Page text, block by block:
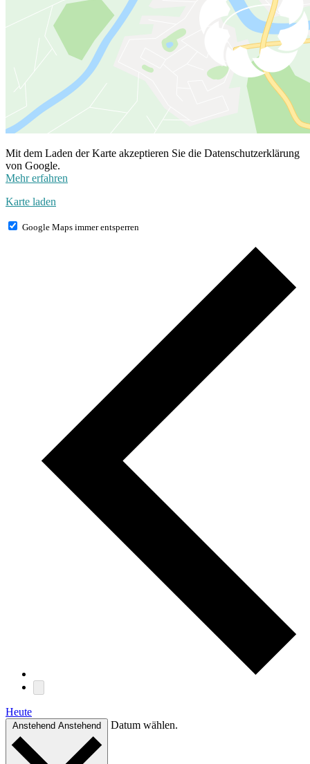
Mit dem Laden der Karte akzeptieren Sie die Datenschutzerklärung
von Google.
Mehr erfahren
Karte laden
Google Maps immer entsperren
Heute
Anstehend Anstehend Datum wählen.